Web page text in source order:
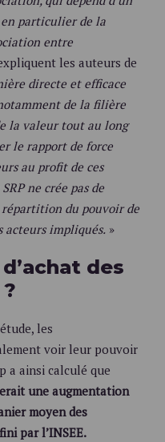
particulier de la
entre
les auteurs de
directe et efficace
de la filière
la valeur tout au long
le rapport de force
au profit de ces
ne crée pas de
du pouvoir de
acteurs impliqués. »
des
les
voir leur pouvoir
a ainsi calculé que
une augmentation
moyen des
par l’INSEE.